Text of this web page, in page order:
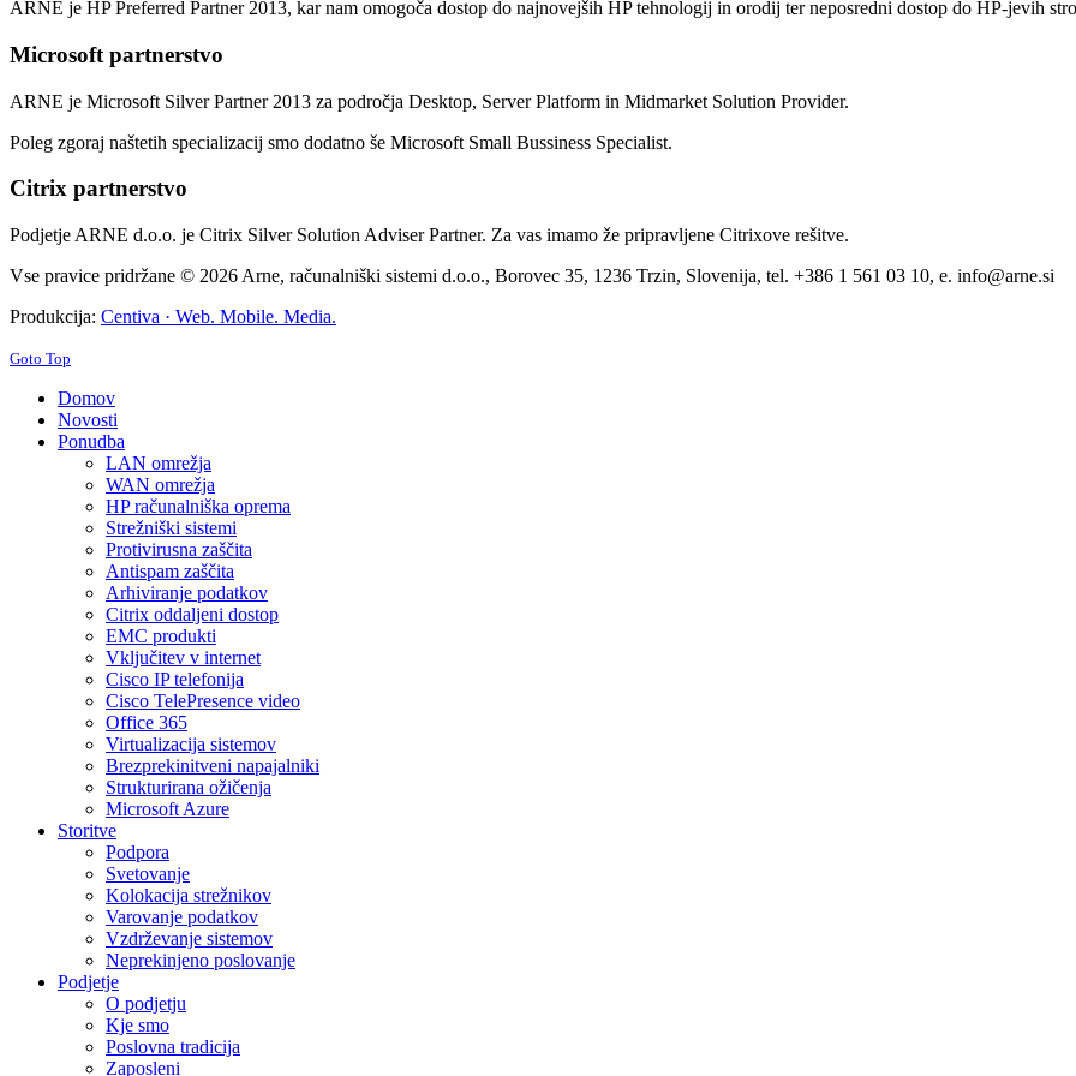
ARNE je HP Preferred Partner 2013, kar nam omogoča dostop do najnovejših HP tehnologij in orodij ter neposredni dostop do HP-jevih
Microsoft partnerstvo
ARNE je Microsoft Silver Partner 2013 za področja Desktop, Server Platform in Midmarket Solution Provider.
Poleg zgoraj naštetih specializacij smo dodatno še Microsoft Small Bussiness Specialist.
Citrix partnerstvo
Podjetje ARNE d.o.o. je Citrix Silver Solution Adviser Partner. Za vas imamo že pripravljene Citrixove rešitve.
Vse pravice pridržane © 2026 Arne, računalniški sistemi d.o.o., Borovec 35, 1236 Trzin, Slovenija, tel. +386 1 561 03 10, e. info@arne.si
Produkcija: Centiva · Web. Mobile. Media.
Goto Top
Domov
Novosti
Ponudba
LAN omrežja
WAN omrežja
HP računalniška oprema
Strežniški sistemi
Protivirusna zaščita
Antispam zaščita
Arhiviranje podatkov
Citrix oddaljeni dostop
EMC produkti
Vključitev v internet
Cisco IP telefonija
Cisco TelePresence video
Office 365
Virtualizacija sistemov
Brezprekinitveni napajalniki
Strukturirana ožičenja
Microsoft Azure
Storitve
Podpora
Svetovanje
Kolokacija strežnikov
Varovanje podatkov
Vzdrževanje sistemov
Neprekinjeno poslovanje
Podjetje
O podjetju
Kje smo
Poslovna tradicija
Zaposleni